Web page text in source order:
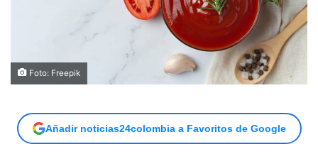
Foto: Freepik
Añadir noticias24colombia a Favoritos de Google